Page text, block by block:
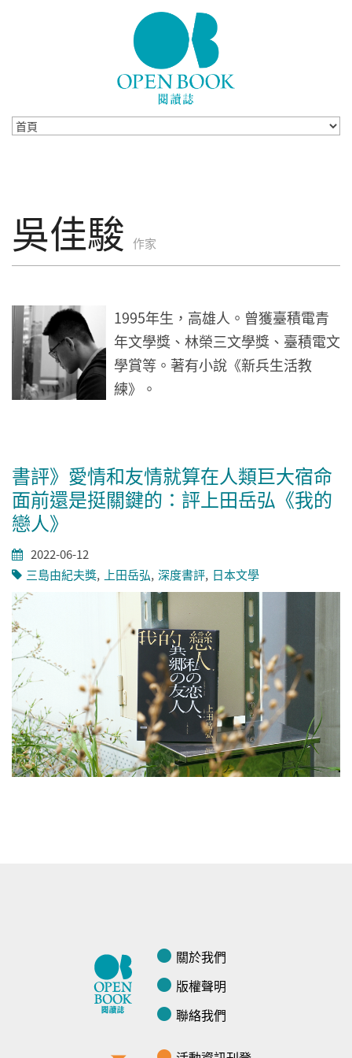
吳佳駿 作家
1995年生，高雄人。曾獲臺積電青
年文學獎、林榮三文學獎、臺積電文
學賞等。著有小說《新兵生活教
練》。
書評》愛情和友情就算在人類巨大宿命
面前還是挺關鍵的：評上田岳弘《我的
戀人》
2022-06-12
三島由紀夫獎
上田岳弘 深度書評 日本文學
關於我們
版權聲明
聯絡我們